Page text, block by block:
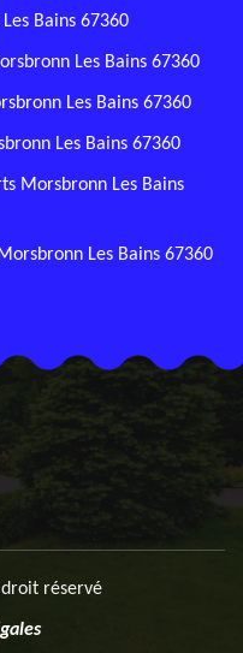
Bains 67360
Les Bains 67360
Les Bains 67360
Les Bains 67360
Morsbronn Les Bains
Les Bains 67360
réservé